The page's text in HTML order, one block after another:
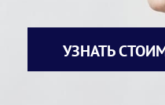
УЗНАТЬ